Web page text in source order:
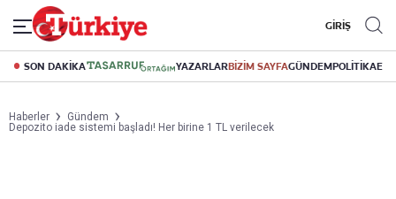
GİRİŞ
SON DAKİKA YAZARLARBİZİM SAYFAGÜNDEMPOLİTİKA
Haberler
Gündem
Depozito iade sistemi başladı! Her birine 1 TL verilecek